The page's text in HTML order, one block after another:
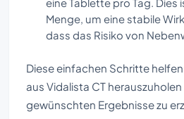
Menge, um eine stabile
dass das Risiko von
Diese einfachen Schritte
aus Vidalista CT
gewünschten Ergebnisse zu